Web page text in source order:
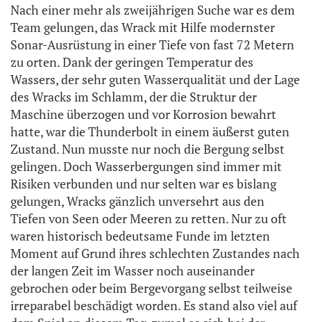
Nach einer mehr als zweijährigen Suche war es dem
Team gelungen, das Wrack mit Hilfe modernster
Sonar-Ausrüstung in einer Tiefe von fast 72 Metern
zu orten. Dank der geringen Temperatur des
Wassers, der sehr guten Wasserqualität und der Lage
des Wracks im Schlamm, der die Struktur der
Maschine überzogen und vor Korrosion bewahrt
hatte, war die Thunderbolt in einem äußerst guten
Zustand. Nun musste nur noch die Bergung selbst
gelingen. Doch Wasserbergungen sind immer mit
Risiken verbunden und nur selten war es bislang
gelungen, Wracks gänzlich unversehrt aus den
Tiefen von Seen oder Meeren zu retten. Nur zu oft
waren historisch bedeutsame Funde im letzten
Moment auf Grund ihres schlechten Zustandes nach
der langen Zeit im Wasser noch auseinander
gebrochen oder beim Bergevorgang selbst teilweise
irreparabel beschädigt worden. Es stand also viel auf